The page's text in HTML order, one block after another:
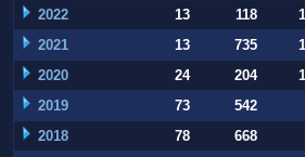
2022
13 118
2021
13 735
2020
24 204
2019
73 542
2018
78 668